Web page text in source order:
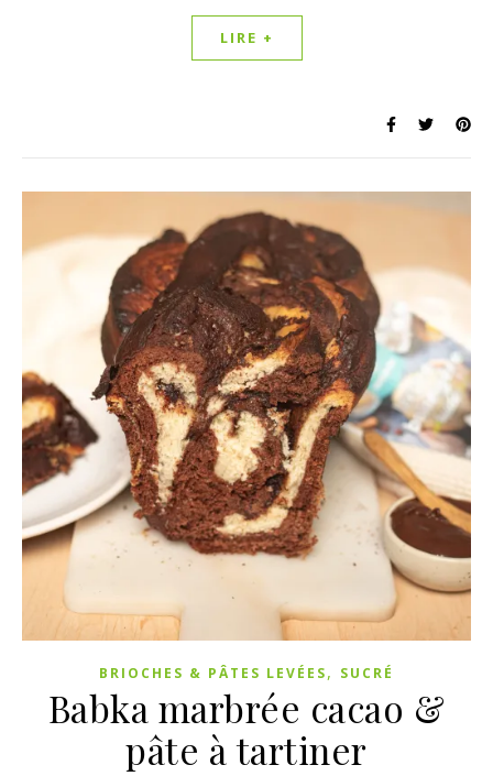
LIRE +
BRIOCHES & PÂTES LEVÉES, SUCRÉ
Babka marbrée cacao &
pâte à tartiner